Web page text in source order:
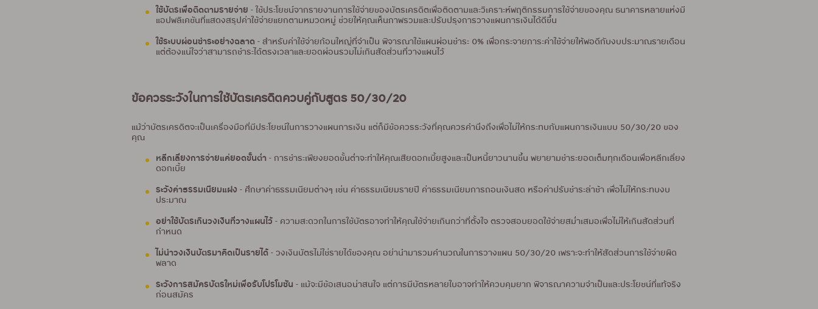
ใช้บัตรเพื่อติดตามรายจ่าย - ใช้ประโยชน์จากรายงานการใช้จ่ายของบัตรเครดิตเพื่อติดตามและวิเคราะห์พฤติกรรมการใช้จ่ายของคุณ ธนาคารหลายแห่งมี
แอปพลิเคชันที่แสดงสรุปค่าใช้จ่ายแยกตามหมวดหมู่ ช่วยให้คุณเห็นภาพรวมและปรับปรุงการวางแผนการเงินได้ดีขึ้น
ใช้ระบบผ่อนชำระอย่างฉลาด - สำหรับค่าใช้จ่ายก้อนใหญ่ที่จำเป็น พิจารณาใช้แผนผ่อนชำระ 0% เพื่อกระจายภาระค่าใช้จ่ายให้พอดีกับงบประมาณรายเดือน
แต่ต้องแน่ใจว่าสามารถชำระได้ตรงเวลาและยอดผ่อนรวมไม่เกินสัดส่วนที่วางแผนไว้
ข้อควรระวังในการใช้บัตรเครดิตควบคู่กับสูตร 50/30/20
แม้ว่าบัตรเครดิตจะเป็นเครื่องมือที่มีประโยชน์ในการวางแผนการเงิน แต่ก็มีข้อควรระวังที่คุณควรคำนึงถึงเพื่อไม่ให้กระทบกับแผนการเงินแบบ 50/30/20 ของ
คุณ
หลีกเลี่ยงการจ่ายแค่ยอดขั้นต่ำ - การชำระเพียงยอดขั้นต่ำจะทำให้คุณเสียดอกเบี้ยสูงและเป็นหนี้ยาวนานขึ้น พยายามชำระยอดเต็มทุกเดือนเพื่อหลีกเลี่ยง
ดอกเบี้ย
ระวังค่าธรรมเนียมแฝง - ศึกษาค่าธรรมเนียมต่างๆ เช่น ค่าธรรมเนียมรายปี ค่าธรรมเนียมการถอนเงินสด หรือค่าปรับชำระล่าช้า เพื่อไม่ให้กระทบงบ
ประมาณ
อย่าใช้บัตรเกินวงเงินที่วางแผนไว้ - ความสะดวกในการใช้บัตรอาจทำให้คุณใช้จ่ายเกินกว่าที่ตั้งใจ ตรวจสอบยอดใช้จ่ายสม่ำเสมอเพื่อไม่ให้เกินสัดส่วนที่
กำหนด
ไม่นำวงเงินบัตรมาคิดเป็นรายได้ - วงเงินบัตรไม่ใช่รายได้ของคุณ อย่านำมารวมคำนวณในการวางแผน 50/30/20 เพราะจะทำให้สัดส่วนการใช้จ่ายผิด
พลาด
ระวังการสมัครบัตรใหม่เพื่อรับโปรโมชัน - แม้จะมีข้อเสนอน่าสนใจ แต่การมีบัตรหลายใบอาจทำให้ควบคุมยาก พิจารณาความจำเป็นและประโยชน์ที่แท้จริง
ก่อนสมัคร